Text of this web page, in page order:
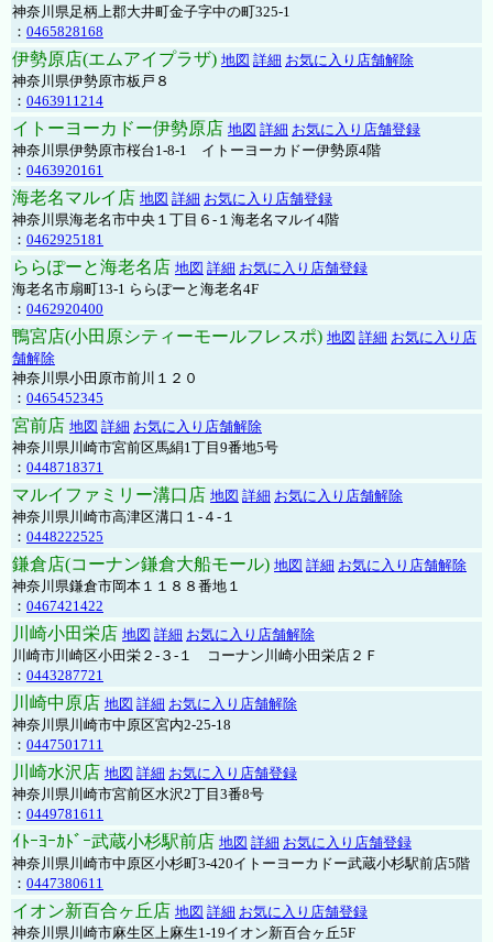
神奈川県足柄上郡大井町金子字中の町325-1
： 0465828168
伊勢原店(エムアイプラザ) 地図 詳細 お気に入り店舗解除
神奈川県伊勢原市板戸８
： 0463911214
イトーヨーカドー伊勢原店 地図 詳細 お気に入り店舗登録
神奈川県伊勢原市桜台1-8-1 イトーヨーカドー伊勢原4階
： 0463920161
海老名マルイ店 地図 詳細 お気に入り店舗登録
神奈川県海老名市中央１丁目６-１海老名マルイ4階
： 0462925181
ららぽーと海老名店 地図 詳細 お気に入り店舗登録
海老名市扇町13-1 ららぽーと海老名4F
： 0462920400
鴨宮店(小田原シティーモールフレスポ) 地図 詳細 お気に入り店
舗解除
神奈川県小田原市前川１２０
： 0465452345
宮前店 地図 詳細 お気に入り店舗解除
神奈川県川崎市宮前区馬絹1丁目9番地5号
： 0448718371
マルイファミリー溝口店 地図 詳細 お気に入り店舗解除
神奈川県川崎市高津区溝口１-４-１
： 0448222525
鎌倉店(コーナン鎌倉大船モール) 地図 詳細 お気に入り店舗解除
神奈川県鎌倉市岡本１１８８番地１
： 0467421422
川崎小田栄店 地図 詳細 お気に入り店舗解除
川崎市川崎区小田栄２‐３‐１ コーナン川崎小田栄店２Ｆ
： 0443287721
川崎中原店 地図 詳細 お気に入り店舗解除
神奈川県川崎市中原区宮内2-25-18
： 0447501711
川崎水沢店 地図 詳細 お気に入り店舗登録
神奈川県川崎市宮前区水沢2丁目3番8号
： 0449781611
ｲﾄｰﾖｰｶﾄﾞｰ武蔵小杉駅前店 地図 詳細 お気に入り店舗登録
神奈川県川崎市中原区小杉町3-420イトーヨーカドー武蔵小杉駅前店5階
： 0447380611
イオン新百合ヶ丘店 地図 詳細 お気に入り店舗登録
神奈川県川崎市麻生区上麻生1-19イオン新百合ヶ丘5F